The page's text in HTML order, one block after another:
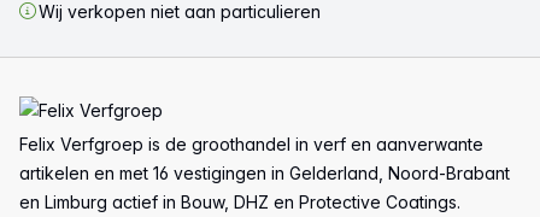
Wij verkopen niet aan particulieren
Felix Verfgroep is de groothandel in verf en aanverwante
artikelen en met 16 vestigingen in Gelderland, Noord-Brabant
en Limburg actief in Bouw, DHZ en Protective Coatings.